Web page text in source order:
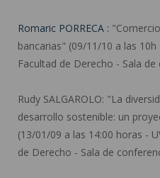
Romaric PORRECA :
bancarias" (09/11/10 a las 10h
Facultad de Derecho - Sala
Rudy SALGAROLO: "La
desarrollo sostenible: un
(13/01/09 a las 14:00 horas -
de Derecho - Sala de